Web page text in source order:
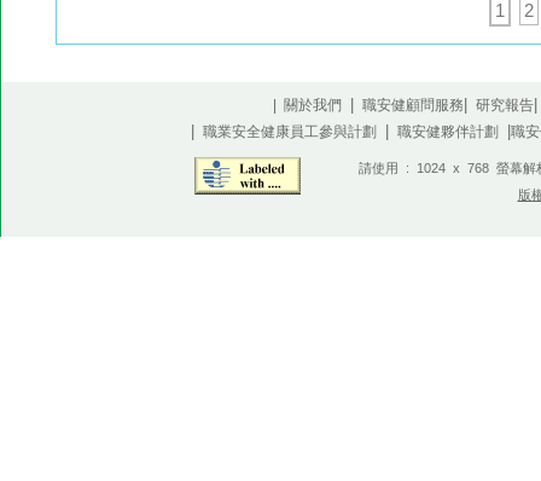
1 2
| 關於我們| 職安健顧問服務 研究報告
職業安全健康員工參與計劃 職安健夥伴計劃 職
請使用 : 1024 x 768 螢幕解
版